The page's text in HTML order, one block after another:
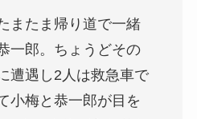
またま帰り道で一緒
一郎。ちょうどその
遭遇し2人は救急車で
小梅と恭一郎が目を